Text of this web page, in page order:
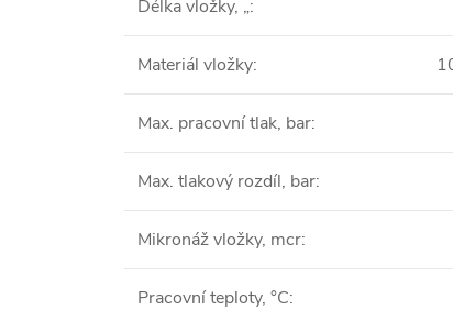
Délka vložky, „:
Materiál vložky:
Max. pracovní tlak, bar:
Max. tlakový rozdíl, bar:
Mikronáž vložky, mcr:
Pracovní teploty, °C: